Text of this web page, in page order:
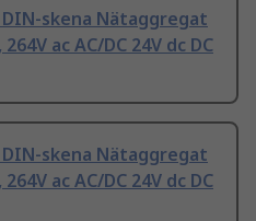
DIN-skena Nätaggregat
ac AC/DC 24V dc DC
DIN-skena Nätaggregat
ac AC/DC 24V dc DC